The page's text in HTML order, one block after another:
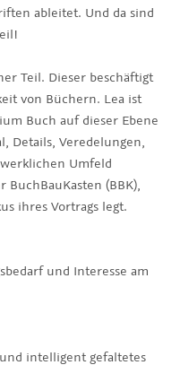
ableitet. Und da sind
Teil. Dieser beschäftigt
von Büchern. Lea ist
Buch auf dieser Ebene
Details, Veredelungen,
Umfeld
(BBK),
ihres Vortrags legt.
und Interesse am
intelligent gefaltetes